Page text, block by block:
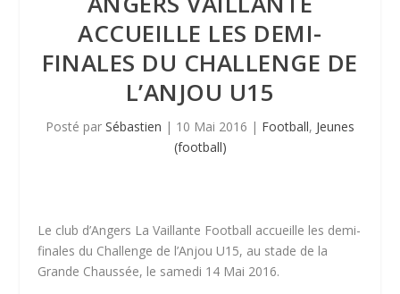
ACCUEILLE LES DEMI-
FINALES DU CHALLENGE DE
L’ANJOU U15
Posté par Sébastien | 10 Mai 2016 | Football, Jeunes
(football)
Le club d’Angers La Vaillante Football accueille les demi-
finales du Challenge de l’Anjou U15, au stade de la
Grande Chaussée, le samedi 14 Mai 2016.